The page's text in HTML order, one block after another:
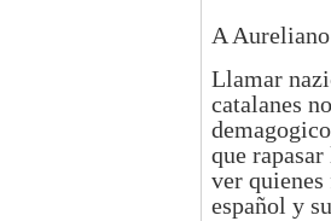
A
Llamar
catalanes
que
ver
español y